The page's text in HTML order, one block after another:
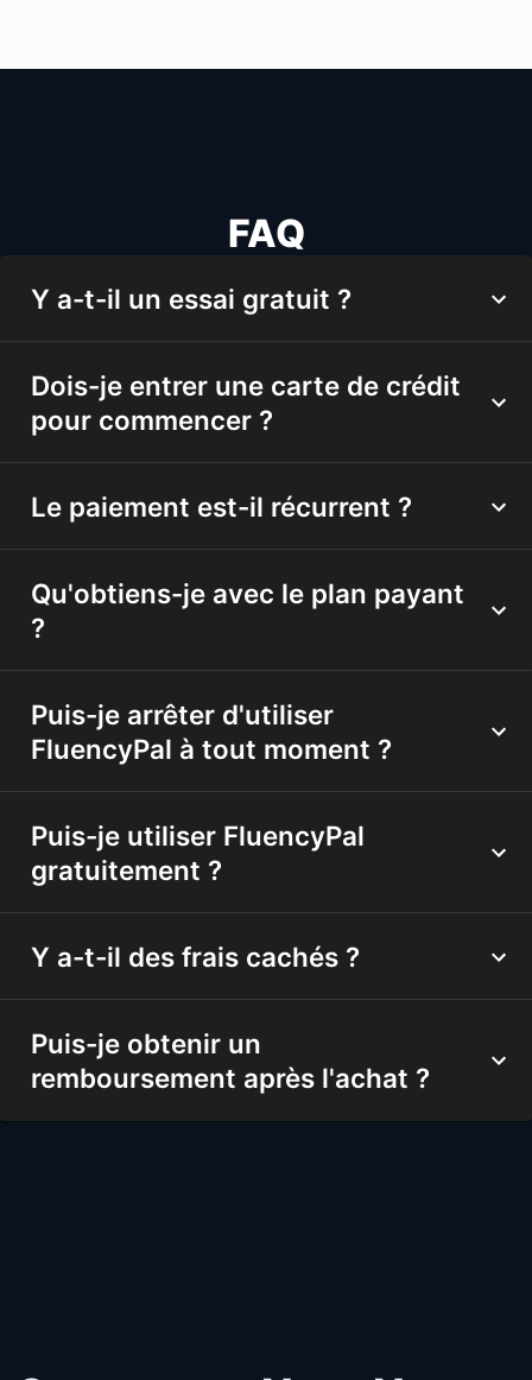
FAQ
Y a-t-il un essai gratuit ?
Dois-je entrer une carte de crédit
pour commencer ?
Le paiement est-il récurrent ?
Qu'obtiens-je avec le plan payant
?
Puis-je arrêter d'utiliser
FluencyPal à tout moment ?
Puis-je utiliser FluencyPal
gratuitement ?
Y a-t-il des frais cachés ?
Puis-je obtenir un
remboursement après l'achat ?